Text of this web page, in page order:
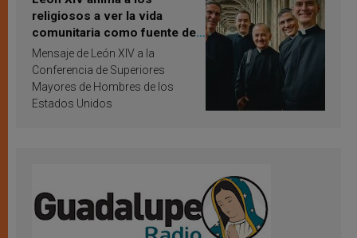
religiosos a ver la vida
comunitaria como fuente de
inspiración y santificación
Mensaje de León XIV a la
Conferencia de Superiores
Mayores de Hombres de los
Estados Unidos